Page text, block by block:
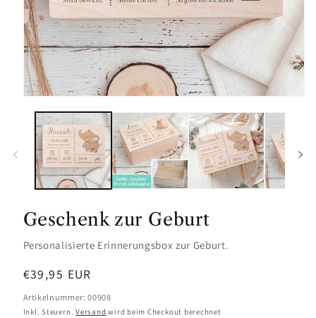
Geschenk zur Geburt
Personalisierte Erinnerungsbox zur Geburt.
Normaler
Preis
€39,95 EUR
Artikelnummer: 00908
Inkl. Steuern.Versand wird beim Checkout berechnet